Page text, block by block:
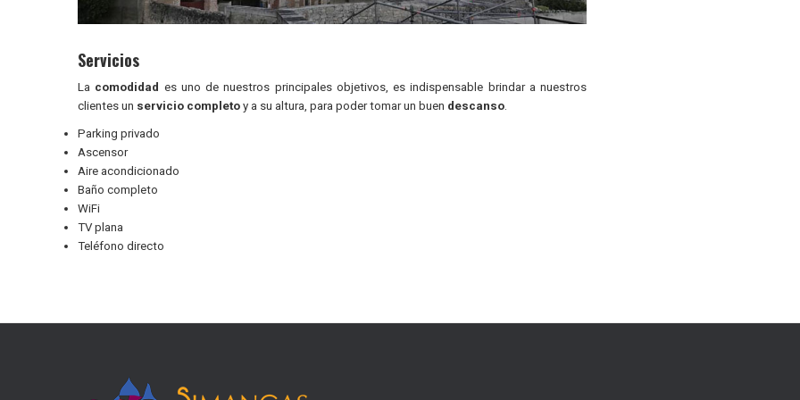
Servicios
La comodidad es uno de nuestros principales objetivos, es indispensable brindar a nuestros
clientes un servicio completo y a su altura, para poder tomar un buen descanso
Parking privado
Ascensor
Aire acondicionado
Baño completo
WiFi
TV plana
Teléfono directo